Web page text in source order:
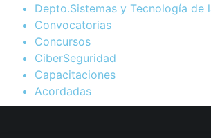
Depto.Sistemas y Tecnología de
Convocatorias
Concursos
CiberSeguridad
Capacitaciones
Acordadas